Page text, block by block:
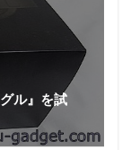
ル』を試